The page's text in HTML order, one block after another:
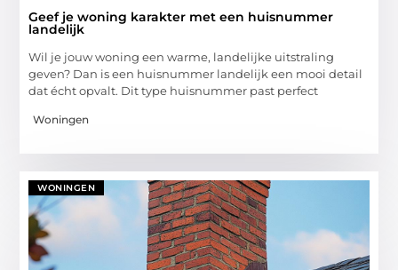
Geef je woning karakter met een huisnummer
landelijk
Wil je jouw woning een warme, landelijke uitstraling
geven? Dan is een huisnummer landelijk een mooi detail
dat écht opvalt. Dit type huisnummer past perfect
Woningen
WONINGEN